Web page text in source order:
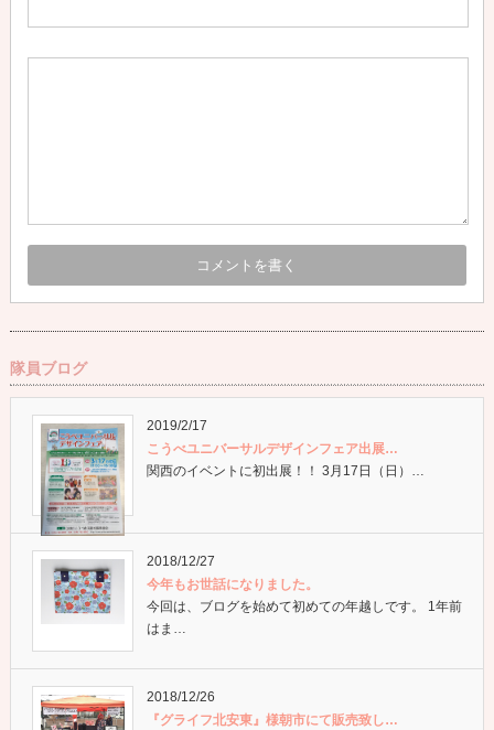
隊員ブログ
2019/2/17
こうべユニバーサルデザインフェア出展…
関西のイベントに初出展！！ 3月17日（日）…
2018/12/27
今年もお世話になりました。
今回は、ブログを始めて初めての年越しです。 1年前
はま…
2018/12/26
『グライフ北安東』様朝市にて販売致し…